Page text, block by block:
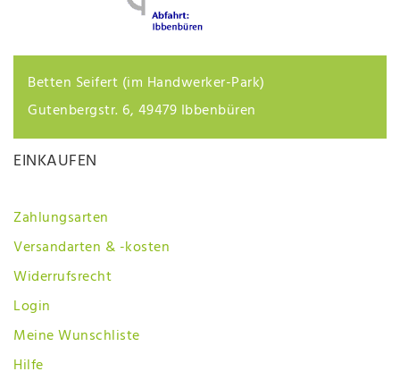
Betten Seifert (im Handwerker-Park)
Gutenbergstr. 6, 49479 Ibbenbüren
EINKAUFEN
Zahlungsarten
Versandarten & -kosten
Widerrufsrecht
Login
Meine Wunschliste
Hilfe